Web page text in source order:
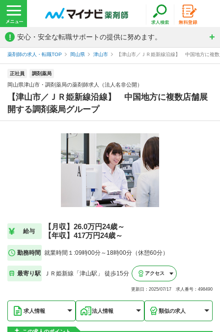
! 安心・安全な転職サポートの提供に努めます。
薬剤師の求人・転職TOP 岡山県 津山市 【津山市／ＪＲ姫新線沿線】 中国地方に複
正社員 調剤薬局
岡山県津山市・調剤薬局の薬剤師求人（法人名非公開）
【津山市／ＪＲ姫新線沿線】 中国地方に複数店舗展
開する調剤薬局グループ
給与
【月収】26.0万円24歳～
【年収】417万円24歳～
勤務時間 就業時間１:09時00分～18時00分（休憩60分）
最寄り駅 ＪＲ姫新線「津山駅」 徒歩15分 アクセス
更新日：2025/07/17 求人番号：498490
求人情報 法人情報 類似の求人